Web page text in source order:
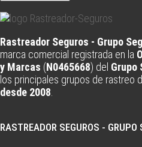
Rastreador Seguros - Grupo
marca comercial registrada en la
y Marcas (N0465668) del Grupo
los principales grupos de rastreo
desde 2008
RASTREADOR SEGUROS - GRUPO